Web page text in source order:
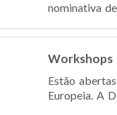
nominativa
Workshops
Estão
Europeia. A